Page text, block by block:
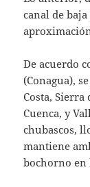
canal de
De acuerdo
(Conagua),
Costa, Sierra
Cuenca, y
chubascos,
mantiene
bochorno en